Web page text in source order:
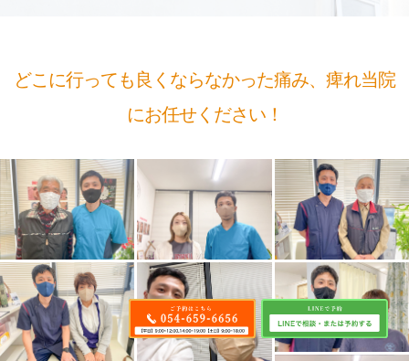
どこに行っても良くならなかった痛み、痺れ当院
にお任せください！